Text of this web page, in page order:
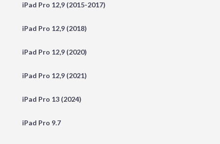
iPad Pro 12,9 (2015-2017)
iPad Pro 12,9 (2018)
iPad Pro 12,9 (2020)
iPad Pro 12,9 (2021)
iPad Pro 13 (2024)
iPad Pro 9.7